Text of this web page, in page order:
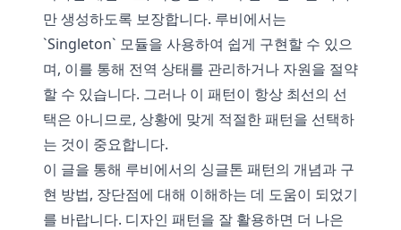
만 생성하도록 보장합니다. 루비에서는
`Singleton` 모듈을 사용하여 쉽게 구현할 수 있으
며, 이를 통해 전역 상태를 관리하거나 자원을 절약
할 수 있습니다. 그러나 이 패턴이 항상 최선의 선
택은 아니므로, 상황에 맞게 적절한 패턴을 선택하
는 것이 중요합니다.
이 글을 통해 루비에서의 싱글톤 패턴의 개념과 구
현 방법, 장단점에 대해 이해하는 데 도움이 되었기
를 바랍니다. 디자인 패턴을 잘 활용하면 더 나은